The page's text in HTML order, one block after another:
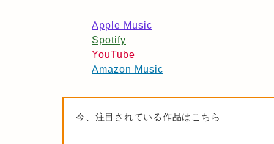
Apple Music
Spotify
YouTube
Amazon Music
今、注目されている作品はこちら